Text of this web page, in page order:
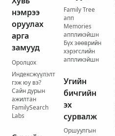
нэмрээ
оруулах
арга
замууд
Оролцох
Индексжүүлэлт
гэж юу вэ?
Сайн дурын
ажилтан
FamilySearch
Labs
Family Tree
апп
Memories
аппликэйшн
Бүх зөөврийн
хэрэгслийн
аппликэйшн
Угийн
бичгийн
эх
сурвалж
Оршуулгын